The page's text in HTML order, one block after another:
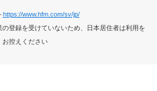
https://www.hfm.com/sv/jp/
登録を受けていないため、日本居住者は利用を
お控えください